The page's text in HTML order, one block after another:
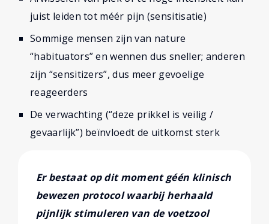
juist leiden tot méér pijn (sensitisatie)
Sommige mensen zijn van nature
“habituators” en wennen dus sneller; anderen
zijn “sensitizers”, dus meer gevoelige
reageerders
De verwachting (“deze prikkel is veilig /
gevaarlijk”) beïnvloedt de uitkomst sterk
Er bestaat op dit moment géén klinisch
bewezen protocol waarbij herhaald
pijnlijk stimuleren van de voetzool